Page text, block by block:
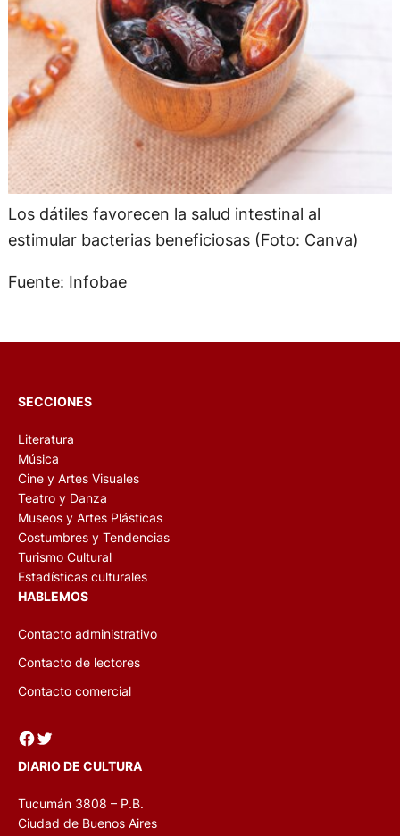
Los dátiles favorecen la salud intestinal al
estimular bacterias beneficiosas (Foto: Canva)
Fuente: Infobae
SECCIONES
Literatura
Música
Cine y Artes Visuales
Teatro y Danza
Museos y Artes Plásticas
Costumbres y Tendencias
Turismo Cultural
Estadísticas culturales
HABLEMOS
Contacto administrativo
Contacto de lectores
Contacto comercial
Facebook Twitter
DIARIO DE CULTURA
Tucumán 3808 – P.B.
Ciudad de Buenos Aires